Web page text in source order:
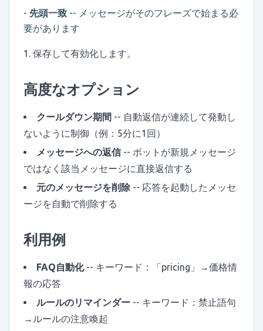
- 先頭一致 -- メッセージがそのフレーズで始まる必
要があります
保存して有効化します。
高度なオプション
クールダウン期間 -- 自動返信が連続して発動し
ないように制御（例：5分に1回）
メッセージへの返信-- ボットが新規メッセージ
ではなく該当メッセージに直接返信する
元のメッセージを削除-- 応答を起動したメッセ
ージを自動で削除する
利用例
FAQ自動化-- キーワード：「pricing」→価格情
報の応答
ルールのリマインダー -- キーワード：禁止語句
→ルールの注意喚起